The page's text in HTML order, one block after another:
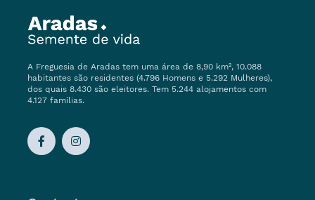
A Freguesia de Aradas tem uma área de 8,90 km², 10.088
habitantes são residentes (4.796 Homens e 5.292 Mulheres),
dos quais 8.430 são eleitores. Tem 5.244 alojamentos com
4.127 famílias.